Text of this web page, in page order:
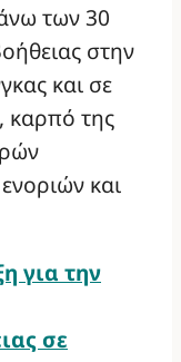
των 30
στην
και σε
καρπό της
και
για την
σε